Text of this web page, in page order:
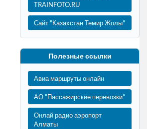
TRAINFOTO.RU
Сайт "Казахстан Темир Жолы"
Полезные ссылки
Авиа маршруты онлайн
АО "Пассажирские перевозки"
Онлай радио аэропорт
Алматы